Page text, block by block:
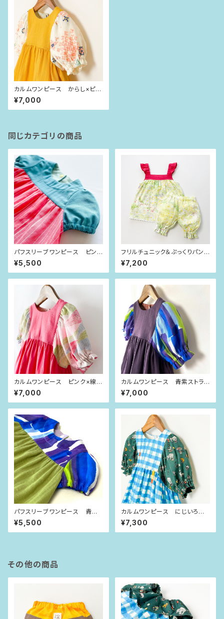
カルムワンピース からし×ピン
クベージュの花びら（90size）
¥7,000
同じカテゴリの商品
パフスリーブワンピース ピンク
×ゆらゆらライン（80size）
¥5,500
フリルチュニック＆ぷっくりパン
ツ 若草グリーン（80-90siz
e）
¥7,200
カルムワンピース ピンク×線も
よう（90size）
¥7,000
カルムワンピース 青紫ストライ
プ（90size）
¥7,000
パフスリーブワンピース 青紫
ストライプ（80size）
¥5,500
カルムワンピース にじいろチェ
ック×サーカス（90size）
¥7,300
その他の商品